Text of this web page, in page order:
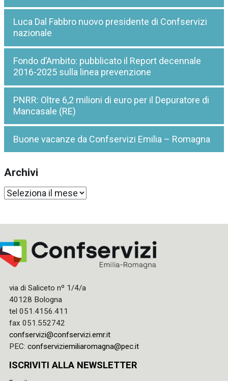
Luca Dal Fabbro nuovo presidente di Confservizi
nazionale
Fondo d’Ambito: pubblicato il Report decennale
2016-2025 sulla linea prevenzione
PNRR: Oltre 6,2 milioni di euro per il Depuratore di
Mancasale (RE)
Buone vacanze da Confservizi Emilia – Romagna
Archivi
Archivi
via di Saliceto nº 1/4/a
40128 Bologna
tel 051.4156.411
fax 051.552742
confservizi@confservizi.emr.it
PEC: confserviziemiliaromagna@pec.it
ISCRIVITI ALLA NEWSLETTER